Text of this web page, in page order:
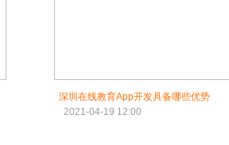
深圳在线教育App开发具备哪些优势
2021-04-19 12:00